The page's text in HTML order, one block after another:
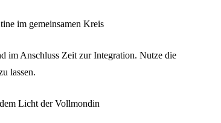
im gemeinsamen Kreis
im Anschluss Zeit zur Integration. Nutze die
lassen.
Licht der Vollmondin